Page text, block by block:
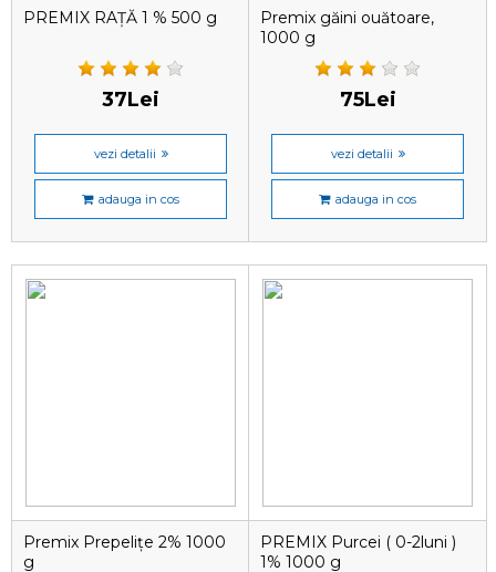
PREMIX RAȚĂ 1 % 500 g
37Lei
vezi detalii
adauga in cos
Premix găini ouătoare,
1000 g
75Lei
vezi detalii
adauga in cos
Premix Prepelițe 2% 1000
g
PREMIX Purcei ( 0-2luni )
1% 1000 g